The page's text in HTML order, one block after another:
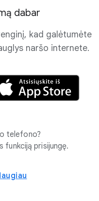
dabar
kad galėtumėte
naršo internete.
telefono?
prisijungę.